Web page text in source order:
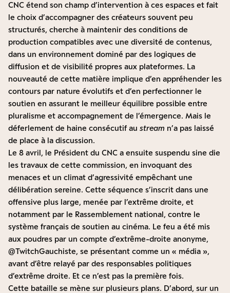
CNC étend son champ d’intervention à ces espaces et fait
le choix d’accompagner des créateurs souvent peu
structurés, cherche à maintenir des conditions de
production compatibles avec une diversité de contenus,
dans un environnement dominé par des logiques de
diffusion et de visibilité propres aux plateformes. La
nouveauté de cette matière implique d’en appréhender les
contours par nature évolutifs et d’en perfectionner le
soutien en assurant le meilleur équilibre possible entre
pluralisme et accompagnement de l’émergence. Mais le
déferlement de haine consécutif au stream n’a pas laissé
de place à la discussion.
Le 8 avril, le Président du CNC a ensuite suspendu sine die
les travaux de cette commission, en invoquant des
menaces et un climat d’agressivité empêchant une
délibération sereine. Cette séquence s’inscrit dans une
offensive plus large, menée par l’extrême droite, et
notamment par le Rassemblement national, contre le
système français de soutien au cinéma. Le feu a été mis
aux poudres par un compte d’extrême-droite anonyme,
@TwitchGauchiste, se présentant comme un « média »,
avant d’être relayé par des responsables politiques
d’extrême droite. Et ce n’est pas la première fois.
Cette bataille se mène sur plusieurs plans. D’abord, sur un